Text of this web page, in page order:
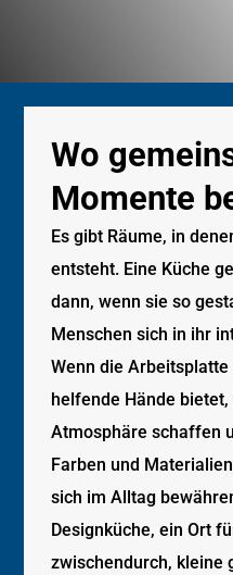
Wo
Momente
Es gibt Räume, in
entsteht. Eine Küche
dann, wenn sie so
Menschen sich in ihr
Wenn die
helfende Hände
Atmosphäre schaffen
Farben und
sich im Alltag
Designküche, ein Ort
zwischendurch, kleine